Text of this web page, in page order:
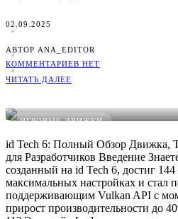
02.09.2025
АВТОР ANA_EDITOR
КОММЕНТАРИЕВ НЕТ
ЧИТАТЬ ДАЛЕЕ
ИГРОВЫЕ ДВИЖКИ
id Tech 6: Полный Обзор Движка,
для Разработчиков Введение
созданный на id Tech 6, достиг
максимальных настройках и стал
поддерживающим Vulkan API с
прирост производительности до